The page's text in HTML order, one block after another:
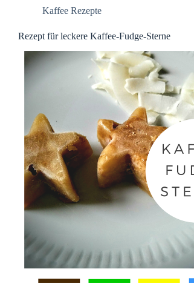
Kaffee Rezepte
Rezept für leckere Kaffee-Fudge-Sterne